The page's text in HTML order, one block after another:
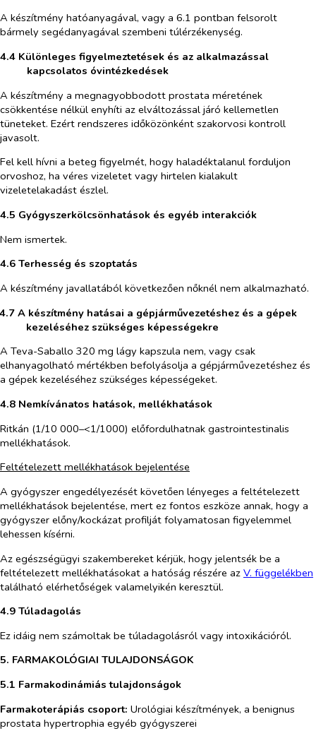
A készítmény hatóanyagával, vagy a 6.1 pontban felsorolt
bármely segédanyagával szembeni túlérzékenység.
4.4 Különleges figyelmeztetések és az alkalmazással
kapcsolatos óvintézkedések
A készítmény a megnagyobbodott prostata méretének
csökkentése nélkül enyhíti az elváltozással járó kellemetlen
tüneteket. Ezért rendszeres időközönként szakorvosi kontroll
javasolt.
Fel kell hívni a beteg figyelmét, hogy haladéktalanul forduljon
orvoshoz, ha véres vizeletet vagy hirtelen kialakult
vizeletelakadást észlel.
4.5 Gyógyszerkölcsönhatások és egyéb interakciók
Nem ismertek.
4.6 Terhesség és szoptatás
A készítmény javallatából következően nőknél nem alkalmazható.
A készítmény hatásai a gépjárművezetéshez és a gépek
kezeléséhez szükséges képességekre
A Teva-Saballo 320 mg lágy kapszula nem, vagy csak
elhanyagolható mértékben befolyásolja a gépjárművezetéshez és
a gépek kezeléséhez szükséges képességeket.
4.8 Nemkívánatos hatások, mellékhatások
Ritkán (1/10 000–<1/1000) előfordulhatnak gastrointestinalis
mellékhatások.
Feltételezett mellékhatások bejelentése
A gyógyszer engedélyezését követően lényeges a feltételezett
mellékhatások bejelentése, mert ez fontos eszköze annak, hogy a
gyógyszer előny/kockázat profilját folyamatosan figyelemmel
lehessen kísérni.
Az egészségügyi szakembereket kérjük, hogy jelentsék be a
feltételezett mellékhatásokat a hatóság részére az V. függelékben
található elérhetőségek valamelyikén keresztül.
4.9 Túladagolás
Ez idáig nem számoltak be túladagolásról vagy intoxikációról.
5. FARMAKOLÓGIAI TULAJDONSÁGOK
5.1 Farmakodinámiás tulajdonságok
Farmakoterápiás csoport: Urológiai készítmények, a benignus
prostata hypertrophia egyéb gyógyszerei